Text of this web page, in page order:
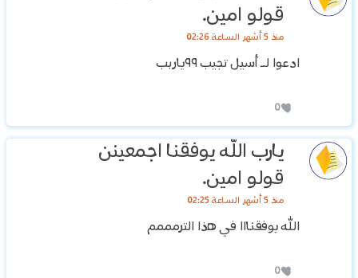
قولو امين.
منذ 5 أشهر الساعة 02:26
ادعوا لـ أسيل تجيب ٩٩ياربب
0
يارب الله يوفقنا اجمعينن
قولو امين.
منذ 5 أشهر الساعة 02:25
الله يوفقنااا في هذا الترمممم
0